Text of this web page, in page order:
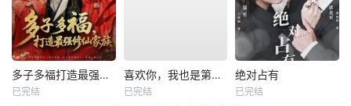
多子多福打造最强修仙家族
已完结
喜欢你，我也是第一部
已完结
绝对占有
已完结